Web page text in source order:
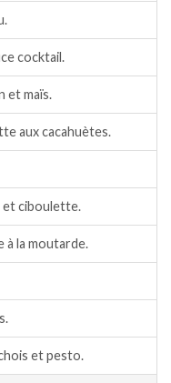
cocktail.
et maïs.
aux cacahuètes.
et ciboulette.
à la moutarde.
et pesto.